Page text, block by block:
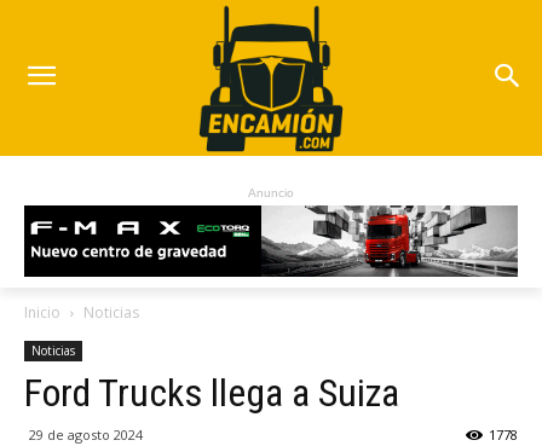
Anuncio
Inicio Noticias
Noticias
Ford Trucks llega a Suiza
29 de agosto 2024 1778